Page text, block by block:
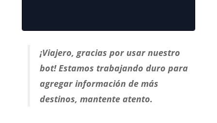
¡Viajero, gracias por usar nuestro
bot! Estamos trabajando duro para
agregar información de más
destinos, mantente atento.